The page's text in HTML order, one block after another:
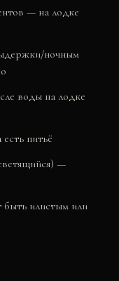
— на лодке
ночным
воды на лодке
питьё
—
илистым или